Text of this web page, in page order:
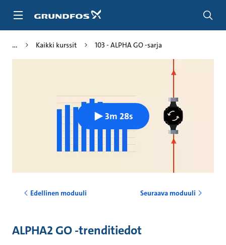
pääsisältöön
Kaikki kurssit 103 - ALPHA GO ‑sarja
3m 28s
Edellinen moduuli Seuraava moduuli
ALPHA2 GO -trenditiedot